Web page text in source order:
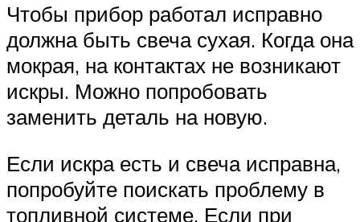
Чтобы прибор работал исправно
должна быть свеча сухая. Когда она
мокрая, на контактах не возникают
искры. Можно попробовать
заменить деталь на новую.
Если искра есть и свеча исправна,
попробуйте поискать проблему в
топливной системе. Если при